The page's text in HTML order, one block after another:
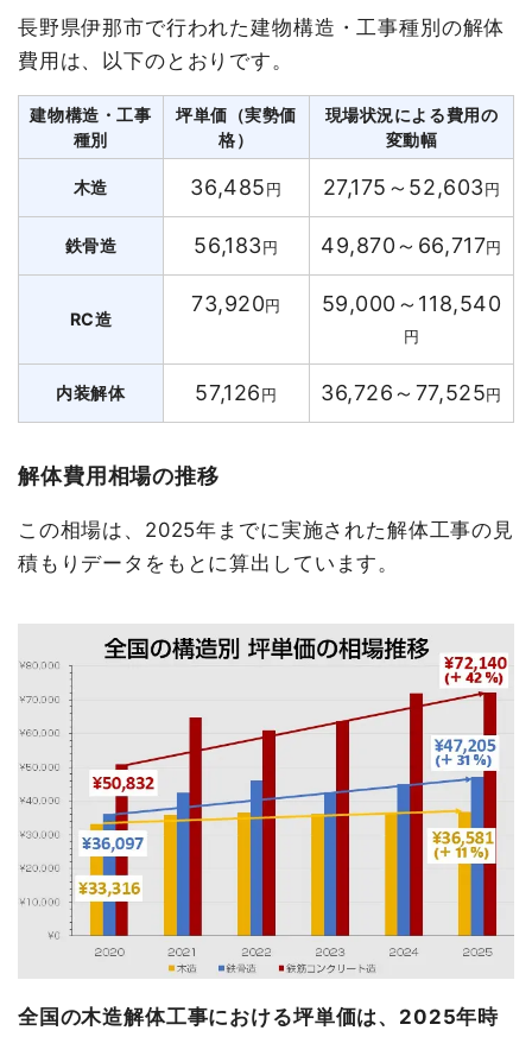
長野県伊那市で行われた建物構造・工事種別の解体
費用は、以下のとおりです。
建物構造・工事
種別
坪単価（実勢価
格）
現場状況による費用の
変動幅
木造 36,485円 27,175～52,603円
鉄骨造 56,183円 49,870～66,717円
RC造
73,920円 59,000～118,540
円
内装解体 57,126円 36,726～77,525円
解体費用相場の推移
この相場は、2025年までに実施された解体工事の見
積もりデータをもとに算出しています。
全国の木造解体工事における坪単価は、2025年時